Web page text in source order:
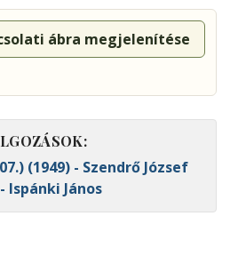
ábra megjelenítése
(1949) - Szendrő József
Ispánki János